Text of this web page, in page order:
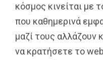
κόσμος κινείται με
που καθημερινά
μαζί τους αλλάζουν
να κρατήσετε το